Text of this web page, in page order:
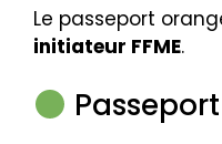
Le passeport
initiateur FFME.